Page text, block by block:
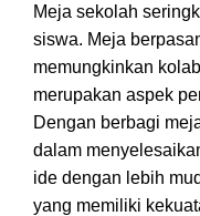
Meja sekolah
siswa. Meja
memungkinkan
merupakan aspek
Dengan berbagi
dalam
ide dengan lebih
yang memiliki